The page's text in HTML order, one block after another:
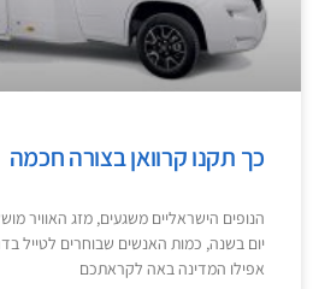
כך תקנו קרוואן בצורה חכמה
הנופים הישראליים משגעים, מזג האוויר
יום בשנה, כמות האנשים שבוחרים לטייל
אפילו המדינה באה לקראתכם